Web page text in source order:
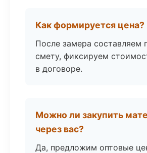
Как формируется цена?
После замера составляем
смету, фиксируем
в договоре.
Можно ли закупить
через вас?
Да, предложим оптовые